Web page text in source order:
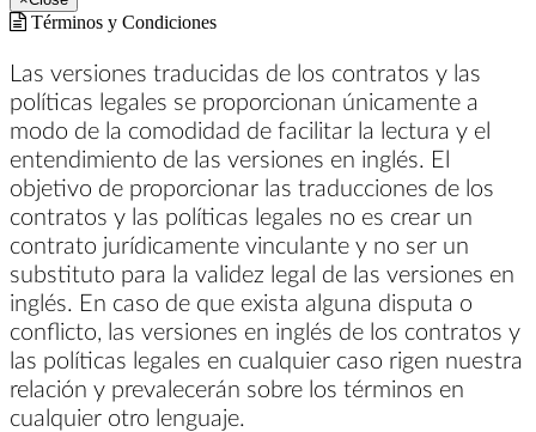
Términos y Condiciones
Las versiones traducidas de los contratos y las
políticas legales se proporcionan únicamente a
modo de la comodidad de facilitar la lectura y el
entendimiento de las versiones en inglés. El
objetivo de proporcionar las traducciones de los
contratos y las políticas legales no es crear un
contrato jurídicamente vinculante y no ser un
substituto para la validez legal de las versiones en
inglés. En caso de que exista alguna disputa o
conflicto, las versiones en inglés de los contratos y
las políticas legales en cualquier caso rigen nuestra
relación y prevalecerán sobre los términos en
cualquier otro lenguaje.